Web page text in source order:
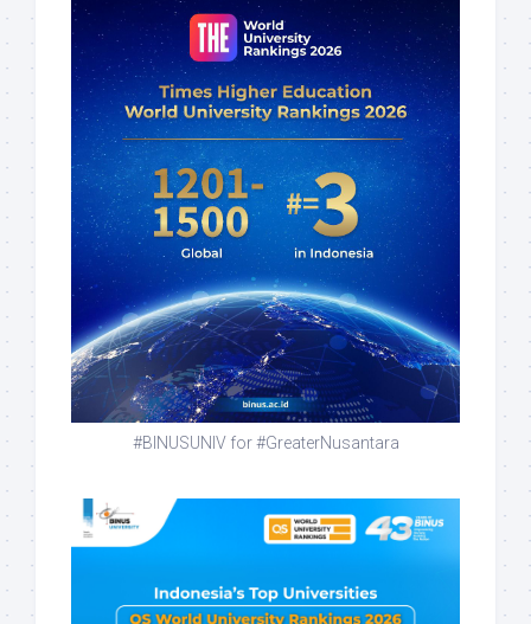
#BINUSUNIV for #GreaterNusantara